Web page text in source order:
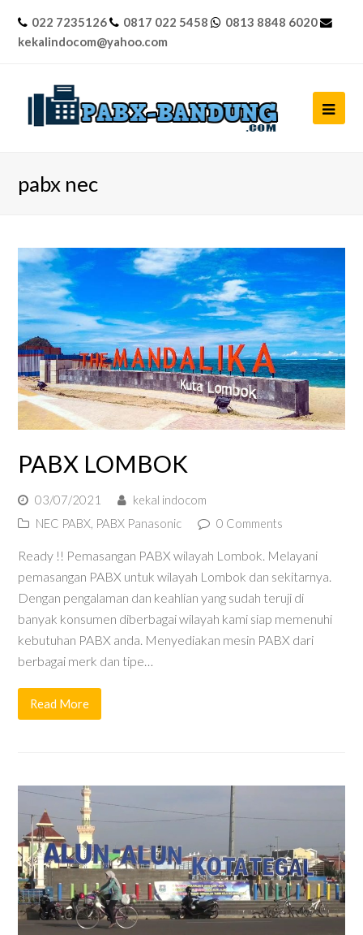
022 7235126 0817 022 5458
0813 8848 6020
kekalindocom@yahoo.com
pabx nec
PABX LOMBOK
03/07/2021
kekal indocom
NEC PABX, PABX Panasonic 0 Comments
Ready !! Pemasangan PABX wilayah Lombok. Melayani
pemasangan PABX untuk wilayah Lombok dan sekitarnya.
Dengan pengalaman dan keahlian yang sudah teruji di
banyak konsumen diberbagai wilayah kami siap memenuhi
kebutuhan PABX anda. Menyediakan mesin PABX dari
berbagai merk dan tipe…
Read More